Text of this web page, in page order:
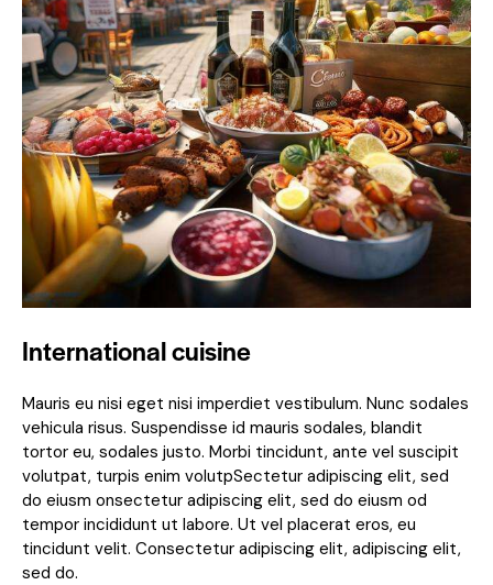
International cuisine
Mauris eu nisi eget nisi imperdiet vestibulum. Nunc sodales
vehicula risus. Suspendisse id mauris sodales, blandit
tortor eu, sodales justo. Morbi tincidunt, ante vel suscipit
volutpat, turpis enim volutpSectetur adipiscing elit, sed
do eiusm onsectetur adipiscing elit, sed do eiusm od
tempor incididunt ut labore. Ut vel placerat eros, eu
tincidunt velit. Consectetur adipiscing elit, adipiscing elit,
sed do.